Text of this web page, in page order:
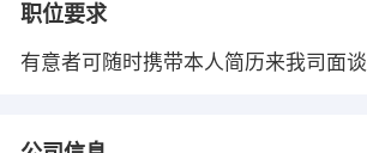
职位要求
有意者可随时携带本人简历来我司面谈